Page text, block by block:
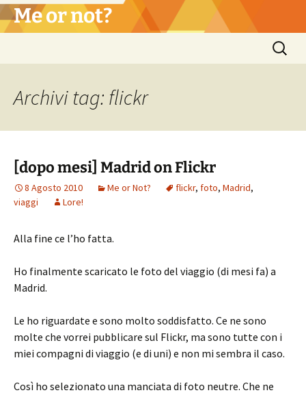
Vai
al Me or not?
Ricerca
per:
Archivi tag: flickr
[dopo mesi] Madrid on Flickr
8 Agosto 2010 Me or Not? flickr, foto, Madrid,
viaggi
Lore!
Alla fine ce l’ho fatta.
Ho finalmente scaricato le foto del viaggio (di mesi fa) a
Madrid.
Le ho riguardate e sono molto soddisfatto. Ce ne sono
molte che vorrei pubblicare sul Flickr, ma sono tutte con i
miei compagni di viaggio (e di uni) e non mi sembra il caso.
Così ho selezionato una manciata di foto neutre. Che ne